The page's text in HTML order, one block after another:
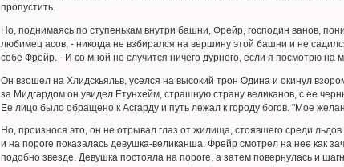
пропустить.
Но, поднимаясь по ступенькам внутри башни, Фрейр, господин ванов,
любимец асов, - никогда не взбирался на вершину этой башни и не
себе Фрейр. - И со мной не случится ничего дурного, если я посмотрю на
Он взошел на Хлидскьяльв, уселся на высокий трон Одина и окинул
за Мидгардом он увидел Ётунхейм, страшную страну великанов, с ее
Ее лицо было обращено к Асгарду и путь лежал к городу богов. "Мое
Но, произнося это, он не отрывал глаз от жилища, стоявшего среди
и на пороге показалась девушка-великанша. Фрейр смотрел на нее как
подобно звезде. Девушка постояла на пороге, а затем повернулась и